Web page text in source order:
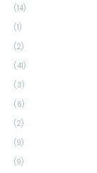
(14)
(1)
(2)
(41)
(3)
(6)
(2)
(9)
(9)